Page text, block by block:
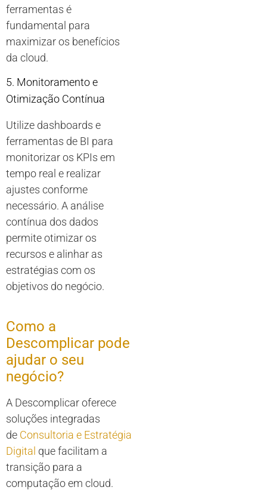
ferramentas é
fundamental para
maximizar os benefícios
da cloud.
5. Monitoramento e
Otimização Contínua
Utilize dashboards e
ferramentas de BI para
monitorizar os KPIs em
tempo real e realizar
ajustes conforme
necessário. A análise
contínua dos dados
permite otimizar os
recursos e alinhar as
estratégias com os
objetivos do negócio.
Como a
Descomplicar pode
ajudar o seu
negócio?
A Descomplicar oferece
soluções integradas
de Consultoria e Estratégia
Digital que facilitam a
transição para a
computação em cloud.